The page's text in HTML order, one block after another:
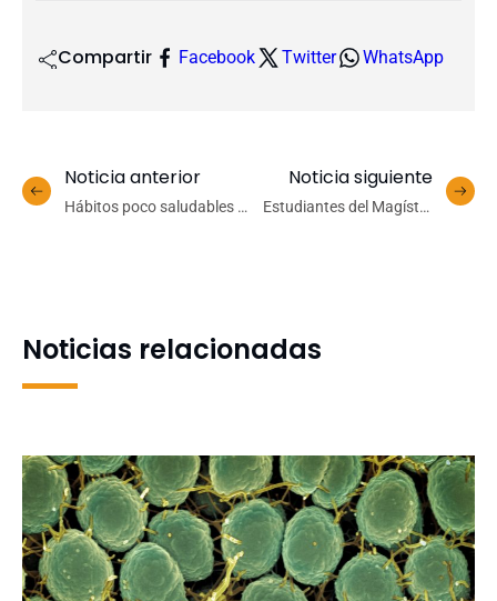
Compartir Facebook Twitter WhatsApp
Noticia anterior
Hábitos poco saludables y
Noticia siguiente
Estudiantes del Magíster
Noticias relacionadas